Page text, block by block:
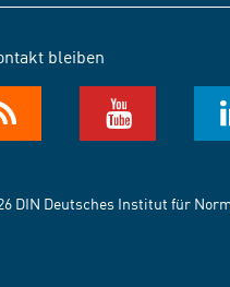
bleiben
DIN Deutsches Institut für